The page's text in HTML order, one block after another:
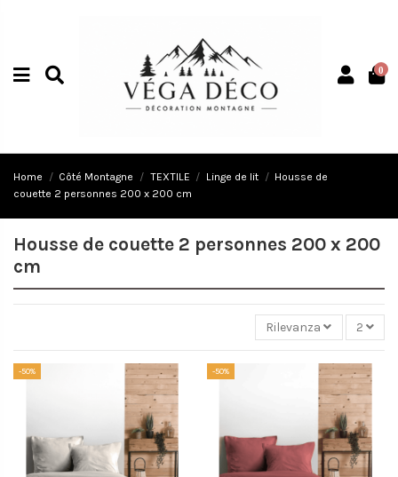
0
Home Côté Montagne TEXTILE Linge de lit
Housse de
couette 2 personnes 200 x 200 cm
Housse de couette 2 personnes 200 x 200
cm
Rilevanza 2
-50% -50%